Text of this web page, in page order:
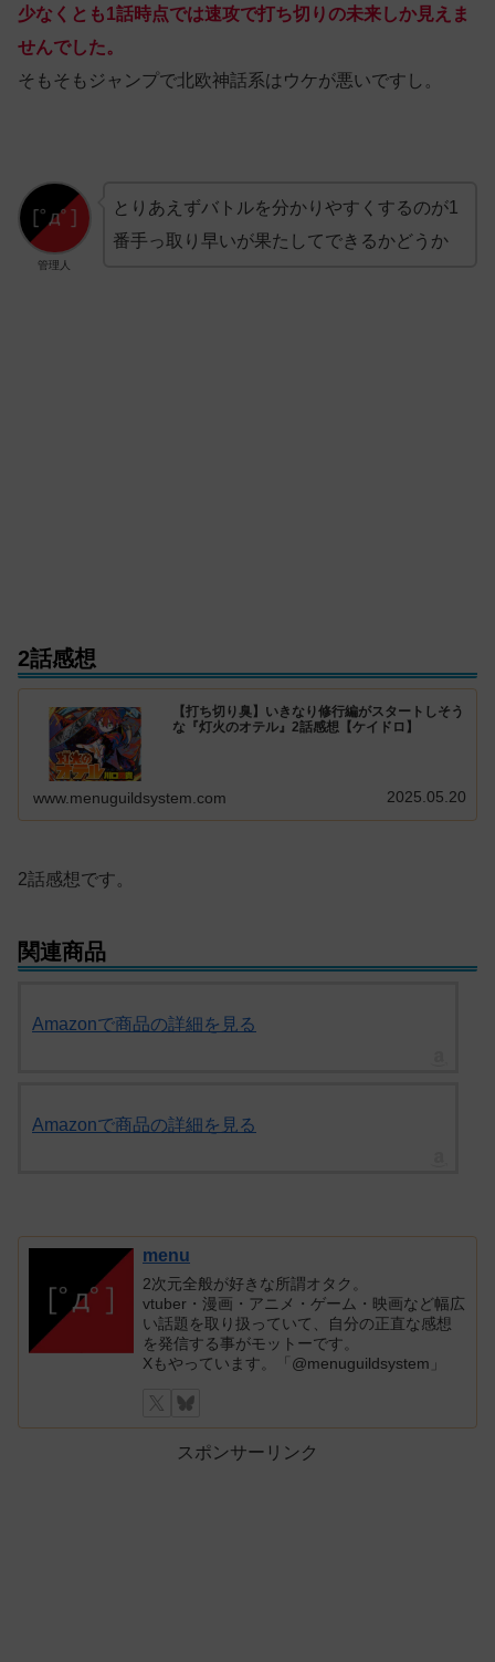
少なくとも1話時点では速攻で打ち切りの未来しか見えま
せんでした。
そもそもジャンプで北欧神話系はウケが悪いですし。
管理人
とりあえずバトルを分かりやすくするのが1
番手っ取り早いが果たしてできるかどうか
2話感想
【打ち切り臭】いきなり修行編がスタートしそう
な『灯火のオテル』2話感想【ケイドロ】
www.menuguildsystem.com 2025.05.20
2話感想です。
関連商品
Amazonで商品の詳細を見る
Amazonで商品の詳細を見る
menu
2次元全般が好きな所謂オタク。
vtuber・漫画・アニメ・ゲーム・映画など幅広
い話題を取り扱っていて、自分の正直な感想
を発信する事がモットーです。
Xもやっています。「@menuguildsystem」
スポンサーリンク